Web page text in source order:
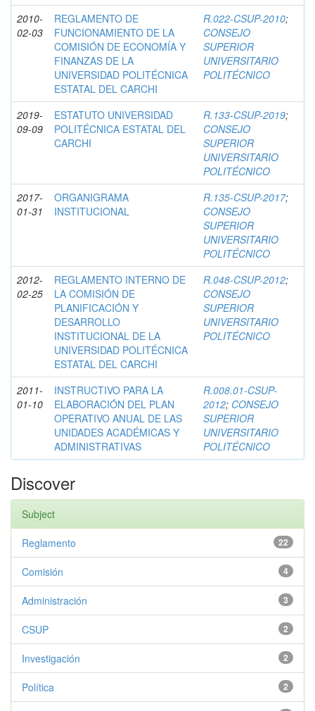
2010-
02-03
REGLAMENTO DE
FUNCIONAMIENTO DE LA
COMISIÓN DE ECONOMÍA Y
FINANZAS DE LA
UNIVERSIDAD POLITÉCNICA
ESTATAL DEL CARCHI
R.022-CSUP-2010;
CONSEJO
SUPERIOR
UNIVERSITARIO
POLITÉCNICO
2019-
09-09
ESTATUTO UNIVERSIDAD
POLITÉCNICA ESTATAL DEL
CARCHI
R.133-CSUP-2019;
CONSEJO
SUPERIOR
UNIVERSITARIO
POLITÉCNICO
2017-
01-31
ORGANIGRAMA
INSTITUCIONAL
R.135-CSUP-2017;
CONSEJO
SUPERIOR
UNIVERSITARIO
POLITÉCNICO
2012-
02-25
REGLAMENTO INTERNO DE
LA COMISIÓN DE
PLANIFICACIÓN Y
DESARROLLO
INSTITUCIONAL DE LA
UNIVERSIDAD POLITÉCNICA
ESTATAL DEL CARCHI
R.048-CSUP-2012;
CONSEJO
SUPERIOR
UNIVERSITARIO
POLITÉCNICO
2011-
01-10
INSTRUCTIVO PARA LA
ELABORACIÓN DEL PLAN
OPERATIVO ANUAL DE LAS
UNIDADES ACADÉMICAS Y
ADMINISTRATIVAS
R.008.01-CSUP-
2012; CONSEJO
SUPERIOR
UNIVERSITARIO
POLITÉCNICO
Discover
Subject
22
Reglamento
4
Comisión
3
Administración
2
CSUP
2
Investigación
2
Política